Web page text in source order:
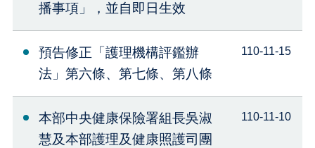
播事項」，並自即日生效
預告修正「護理機構評鑑辦
法」第六條、第七條、第八條
110-11-15
本部中央健康保險署組長吳淑
慧及本部護理及健康照護司團
110-11-10